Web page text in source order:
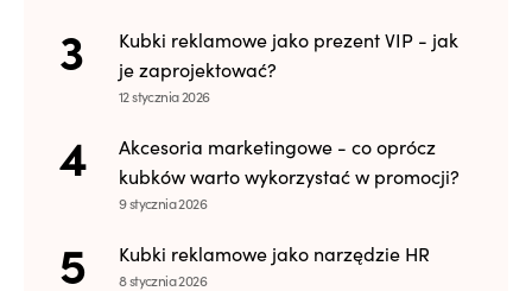
Kubki reklamowe jako prezent VIP - jak
je zaprojektować?
12 stycznia 2026
Akcesoria marketingowe - co oprócz
kubków warto wykorzystać w promocji?
9 stycznia 2026
Kubki reklamowe jako narzędzie HR
8 stycznia 2026